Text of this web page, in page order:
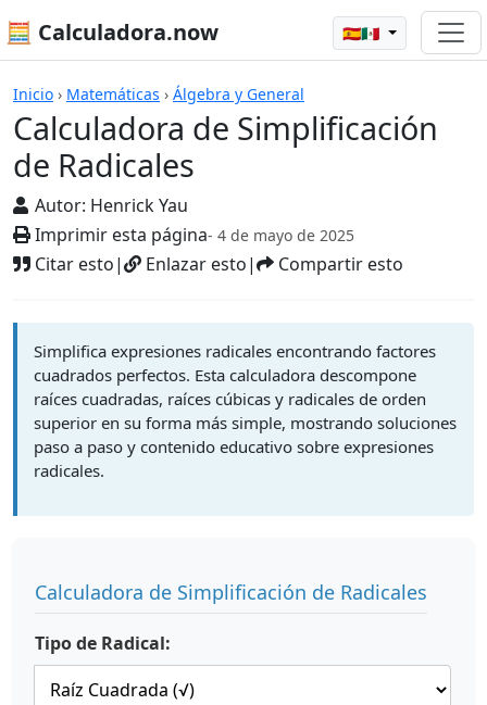
🧮 Calculadora.now 🇪🇸🇲🇽
Inicio › Matemáticas › Álgebra y General
Calculadora de Simplificación
de Radicales
Autor: Henrick Yau
Imprimir esta página- 4 de mayo de 2025
Citar esto| Enlazar esto| Compartir esto
Calculadoras
Simplifica expresiones radicales encontrando factores
cuadrados perfectos. Esta calculadora descompone
raíces cuadradas, raíces cúbicas y radicales de orden
superior en su forma más simple, mostrando soluciones
paso a paso y contenido educativo sobre expresiones
radicales.
Calculadora de Simplificación de Radicales
Tipo de Radical: